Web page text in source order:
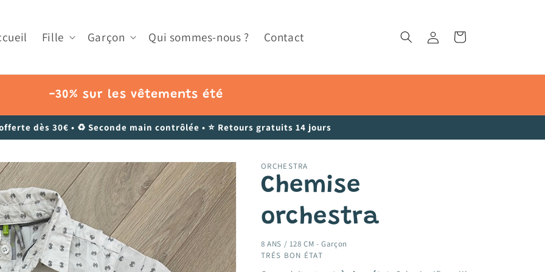
Fille Garçon Qui sommes-nous ? Contact Connexion Panier
-30% sur les vêtements été
dès 30€ • ♻️ Seconde main contrôlée • ⭐ Retours gratuits 14 jours
ORCHESTRA
Chemise
orchestra
8 ANS / 128 CM -Garçon
TRÉS BON ÉTAT